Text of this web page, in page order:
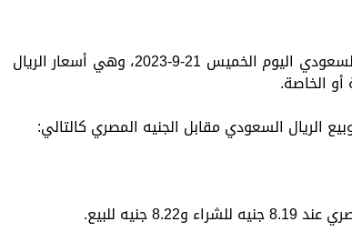
تعرض «الزمان» في هذا التقرير التفصيلي سعر الريال السعودي اليوم الخميس 21-9-2023، وهي أسعار الريال
الخاصة.
الريال السعودي مقابل الجنيه المصري كالتالي:
جنيه للبيع.